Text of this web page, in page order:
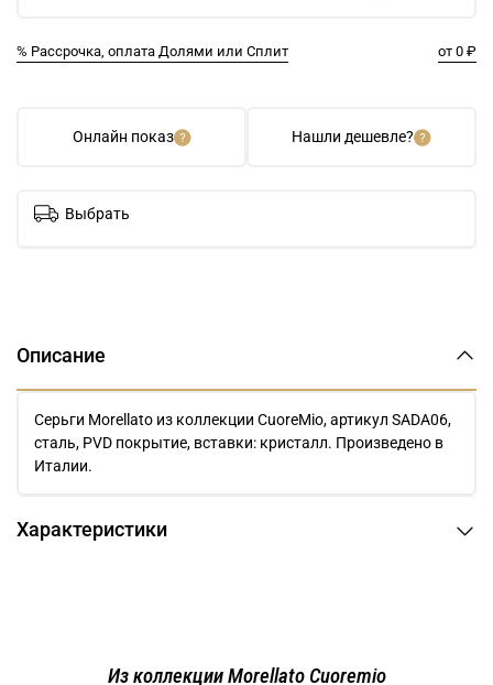
% Рассрочка, оплата Долями или Сплит от 0 ₽
Онлайн показ Нашли дешевле?
Выбрать
Описание
Серьги Morellato из коллекции CuoreMio, артикул SADA06,
сталь, PVD покрытие, вставки: кристалл. Произведено в
Италии.
Характеристики
Из коллекции Morellato Cuoremio